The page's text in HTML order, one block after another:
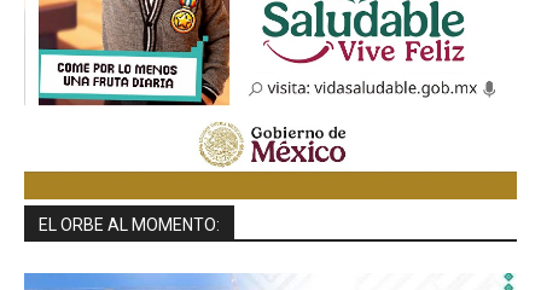
EL ORBE AL MOMENTO: